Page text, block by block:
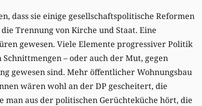
dass sie einige gesellschaftspolitische Reformen
Trennung von Kirche und Staat. Eine
gewesen. Viele Elemente progressiver Politik
– oder auch der Mut, gegen
gewesen sind. Mehr öffentlicher Wohnungsbau
wären wohl an der DP gescheitert, die
aus der politischen Gerüchteküche hört, die